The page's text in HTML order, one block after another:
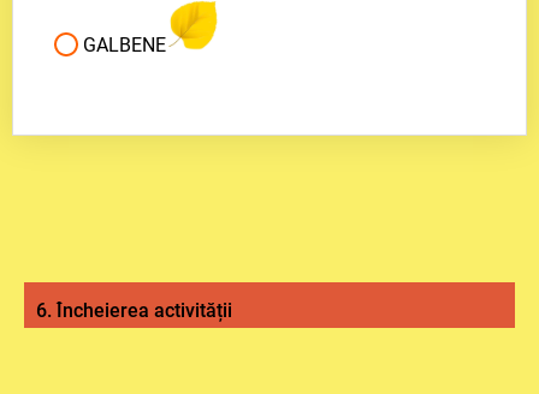
GALBENE
6. Încheierea activității